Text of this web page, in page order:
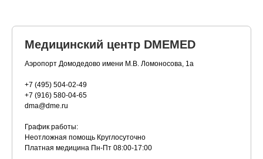
Медицинский центр DMEMED
Аэропорт Домодедово имени М.В. Ломоносова, 1а
+7 (495) 504-02-49
+7 (916) 580-04-65
dma@dme.ru
График работы:
Неотложная помощь Круглосуточно
Платная медицина Пн-Пт 08:00-17:00